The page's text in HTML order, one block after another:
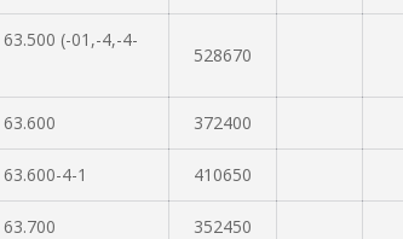
(-01,-4,-4-
528670
372400
4-1 410650
352450